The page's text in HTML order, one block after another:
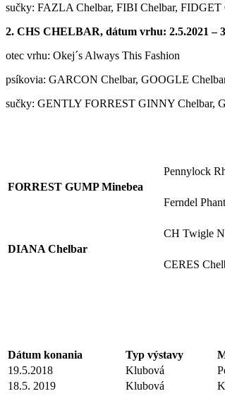
sučky: FAZLA Chelbar, FIBI Chelbar,
2. CHS CHELBAR, dátum vrhu: 2.5.2021 –
otec vrhu: Okej´s Always This Fashion
psíkovia: GARCON Chelbar, GOOGLE
sučky: GENTLY FORREST GINNY Chelbar,
FORREST GUMP Minebea
Pennylock
Ferndel
DIANA Chelbar
CH Twigle
CERES
Dátum konania Typ výstavy
19.5.2018
Klubová
18.5. 2019
Klubová